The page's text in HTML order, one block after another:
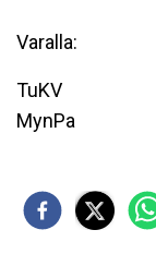
Varalla:
TuKV
MynPa